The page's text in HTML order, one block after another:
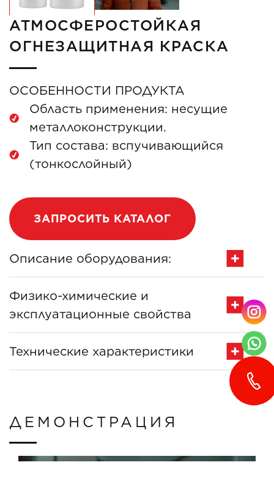
АТМОСФЕРОСТОЙКАЯ
ОГНЕЗАЩИТНАЯ КРАСКА
ОСОБЕННОСТИ ПРОДУКТА
Область применения: несущие
металлоконструкции.
Тип состава: вспучивающийся
(тонкослойный)
ЗАПРОСИТЬ КАТАЛОГ
Описание оборудования:
Физико-химические и
эксплуатационные свойства
Технические характеристики
ДЕМОНСТРАЦИЯ